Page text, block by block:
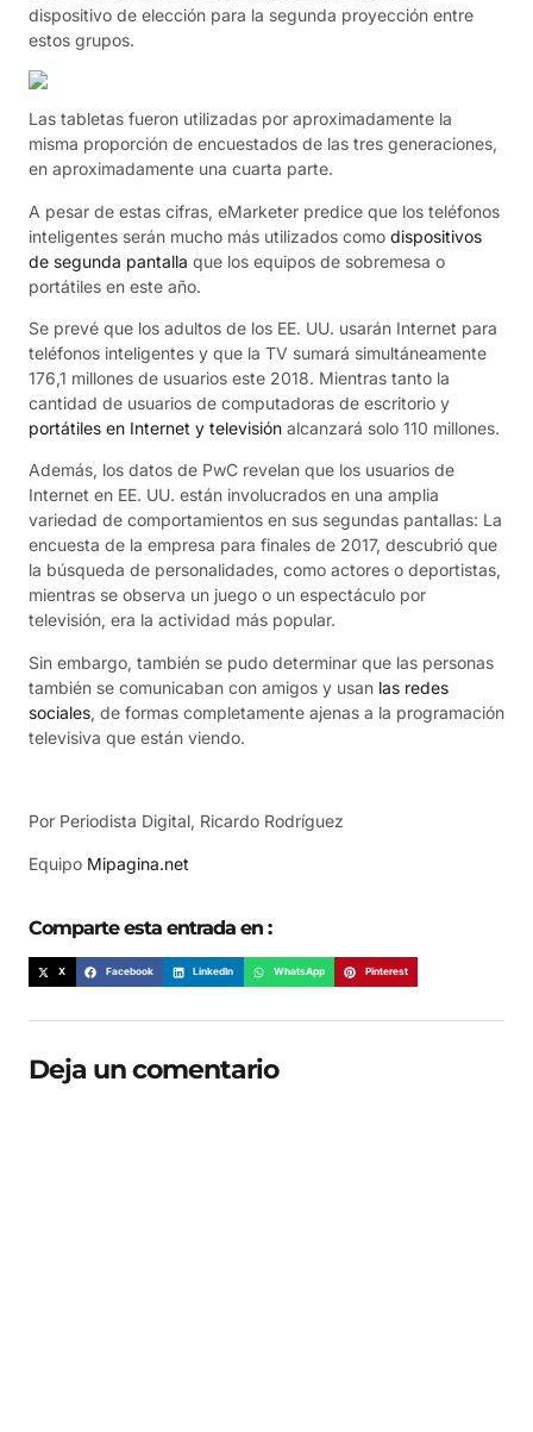
dispositivo de elección para la segunda proyección entre
estos grupos.
Las tabletas fueron utilizadas por aproximadamente la
misma proporción de encuestados de las tres generaciones,
en aproximadamente una cuarta parte.
A pesar de estas cifras, eMarketer predice que los teléfonos
inteligentes serán mucho más utilizados como dispositivos
de segunda pantalla que los equipos de sobremesa o
portátiles en este año.
Se prevé que los adultos de los EE. UU. usarán Internet para
teléfonos inteligentes y que la TV sumará simultáneamente
176,1 millones de usuarios este 2018. Mientras tanto la
cantidad de usuarios de computadoras de escritorio y
portátiles en Internet y televisión alcanzará solo 110 millones.
Además, los datos de PwC revelan que los usuarios de
Internet en EE. UU. están involucrados en una amplia
variedad de comportamientos en sus segundas pantallas: La
encuesta de la empresa para finales de 2017, descubrió que
la búsqueda de personalidades, como actores o deportistas,
mientras se observa un juego o un espectáculo por
televisión, era la actividad más popular.
Sin embargo, también se pudo determinar que las personas
también se comunicaban con amigos y usan las redes
sociales, de formas completamente ajenas a la programación
televisiva que están viendo.
Por Periodista Digital, Ricardo Rodríguez
Equipo Mipagina.net
Comparte esta entrada en :
X Facebook LinkedIn WhatsApp Pinterest
Deja un comentario